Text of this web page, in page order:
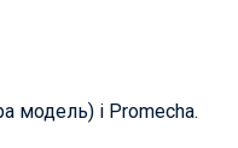
модель) і Promecha.